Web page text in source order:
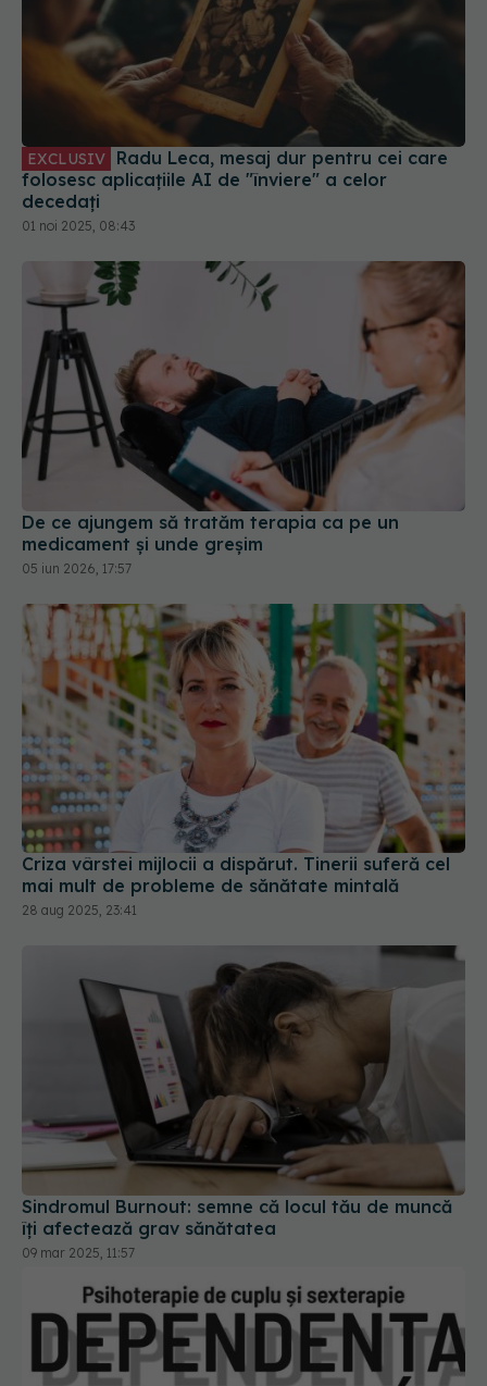
EXCLUSIV
folosesc aplicațiile AI de "înviere" a celor
decedați
01 noi 2025, 08:43
De ce ajungem să tratăm terapia ca pe un
medicament și unde greșim
05 iun 2026, 17:57
Criza vârstei mijlocii a dispărut. Tinerii suferă cel
mai mult de probleme de sănătate mintală
28 aug 2025, 23:41
Sindromul Burnout: semne că locul tău de muncă
îți afectează grav sănătatea
09 mar 2025, 11:57